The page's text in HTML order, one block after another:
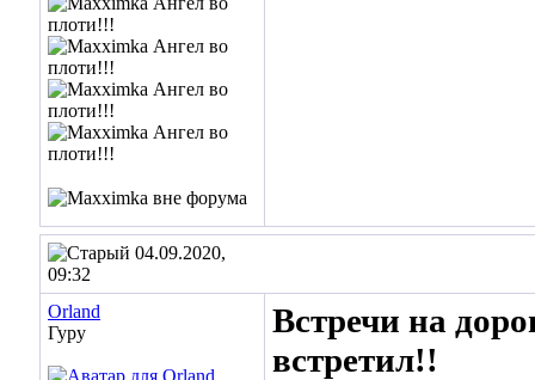
04.09.2020,
09:32
Orland
Гуру
Встречи на
встретил!!